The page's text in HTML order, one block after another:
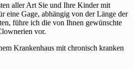
aller Art Sie und Ihre Kinder mit
eine Gage, abhängig von der Länge der
führe ich die von Ihnen gewünschte
vor.
Krankenhaus mit chronisch kranken